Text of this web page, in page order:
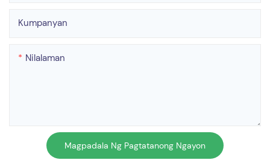
Kumpanyan
Nilalaman
Magpadala Ng Pagtatanong Ngayon